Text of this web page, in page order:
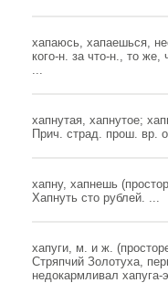
хапаюсь, хапаешься,
кого-н. за что-н., то же,
...
хапнутая, хапнутое;
Прич. страд. прош. вр.
хапну, хапнешь
Хапнуть сто рублей. ...
хапуги, м. и ж.
Стряпчий Золотуха,
недокармливал